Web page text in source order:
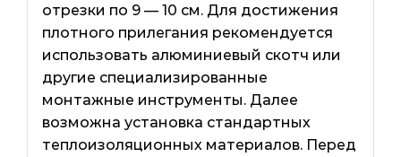
отрезки по 9 — 10 см. Для достижения
плотного прилегания рекомендуется
использовать алюминиевый скотч или
другие специализированные
монтажные инструменты. Далее
возможна установка стандартных
теплоизоляционных материалов. Перед